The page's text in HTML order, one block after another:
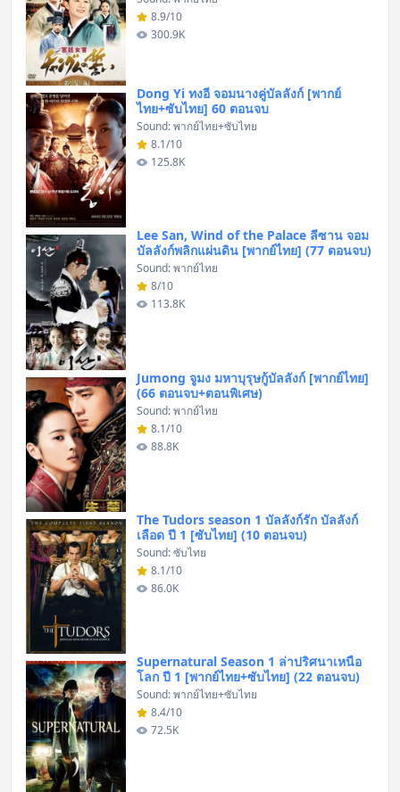
8.9/10
300.9K
Dong Yi ทงอี จอมนางคู่บัลลังก์ [พากย์
ไทย+ซับไทย] 60 ตอนจบ
Sound: พากย์ไทย+ซับไทย
8.1/10
125.8K
Lee San, Wind of the Palace ลีซาน จอม
บัลลังก์พลิกแผ่นดิน [พากย์ไทย] (77 ตอนจบ)
Sound: พากย์ไทย
8/10
113.8K
Jumong จูมง มหาบุรุษกู้บัลลังก์ [พากย์ไทย]
(66 ตอนจบ+ตอนพิเศษ)
Sound: พากย์ไทย
8.1/10
88.8K
The Tudors season 1 บัลลังก์รัก บัลลังก์
เลือด ปี 1 [ซับไทย] (10 ตอนจบ)
Sound: ซับไทย
8.1/10
86.0K
Supernatural Season 1 ล่าปริศนาเหนือ
โลก ปี 1 [พากย์ไทย+ซับไทย] (22 ตอนจบ)
Sound: พากย์ไทย+ซับไทย
8.4/10
72.5K